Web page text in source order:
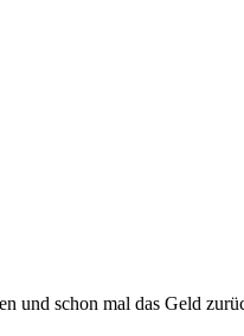
und schon mal das Geld